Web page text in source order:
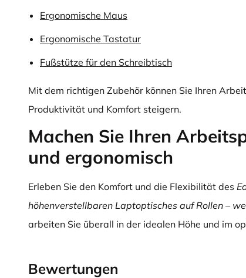
Ergonomische Maus
Ergonomische Tastatur
Fußstütze für den Schreibtisch
Mit dem richtigen Zubehör können Sie Ihren
Produktivität und Komfort steigern.
Machen Sie Ihren
und ergonomisch
Erleben Sie den Komfort und die Flexibilität des
höhenverstellbaren Laptop­tisches auf Rollen –
arbeiten Sie überall in der idealen Höhe und im
Bewertungen